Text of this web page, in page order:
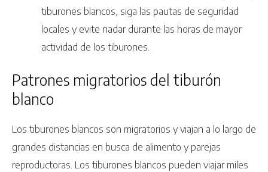
tiburones blancos, siga las pautas de seguridad
locales y evite nadar durante las horas de mayor
actividad de los tiburones.
Patrones migratorios del tiburón
blanco
Los tiburones blancos son migratorios y viajan a lo largo de
grandes distancias en busca de alimento y parejas
reproductoras. Los tiburones blancos pueden viajar miles